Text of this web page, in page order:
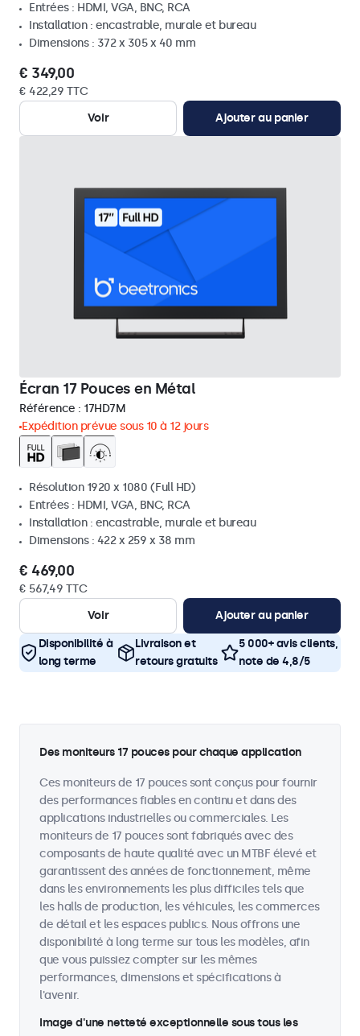
Entrées : HDMI, VGA, BNC, RCA
Installation : encastrable, murale et bureau
Dimensions : 372 x 305 x 40 mm
€ 349,00
€ 422,29 TTC
Voir
Ajouter au panier
Écran 17 Pouces en Métal
Référence : 17HD7M
Expédition prévue sous 10 à 12 jours
Résolution 1920 x 1080 (Full HD)
Entrées : HDMI, VGA, BNC, RCA
Installation : encastrable, murale et bureau
Dimensions : 422 x 259 x 38 mm
€ 469,00
€ 567,49 TTC
Voir
Ajouter au panier
Disponibilité à
long terme
Livraison et
retours gratuits
5 000+ avis clients,
note de 4,8/5
Des moniteurs 17 pouces pour chaque application
Ces moniteurs de 17 pouces sont conçus pour fournir
des performances fiables en continu et dans des
applications industrielles ou commerciales. Les
moniteurs de 17 pouces sont fabriqués avec des
composants de haute qualité avec un MTBF élevé et
garantissent des années de fonctionnement, même
dans les environnements les plus difficiles tels que
les halls de production, les véhicules, les commerces
de détail et les espaces publics. Nous offrons une
disponibilité à long terme sur tous les modèles, afin
que vous puissiez compter sur les mêmes
performances, dimensions et spécifications à
l'avenir.
Image d'une netteté exceptionnelle sous tous les